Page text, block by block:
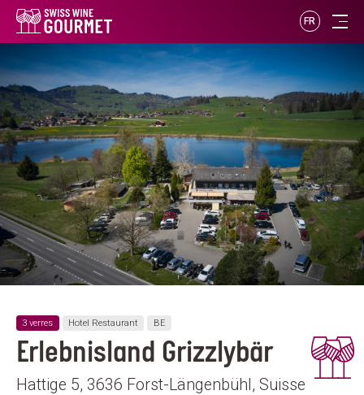
FR
3 verres Hotel Restaurant BE
Erlebnisland Grizzlybär
Hattige 5, 3636 Forst-Längenbühl, Suisse